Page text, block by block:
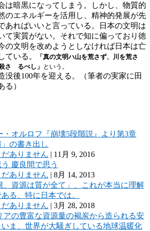
は暗黒になってしまう。しかし、物質的
のエネルギーを活用し、精神的発展が先
あればいいと言っている。日本の文明は
て実質がない。それで知に偏っており徳
の文明を改めようとしなければ日本は亡
ている。
「真の文明ハ山を荒さず、川を荒さ
さゞるべし」 という。
没後100年を迎える。（筆者の実家に田
る）
・オルロフ『崩壊5段階説』より第3章
」の書き出し
ありません | 11月 9, 2016
慶良間で思う
ありません | 8月 14, 2013
、資源は質が全て」、これが本当に理解
る、特に日本では。
ありません | 3月 28, 2018
アの豊富な資源量の褐炭から造られる安
ま、世界が大騒ぎしている地球温暖化